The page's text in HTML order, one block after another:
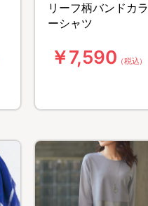
リーフ柄バンドカラ
ーシャツ
￥7,590 （税込）